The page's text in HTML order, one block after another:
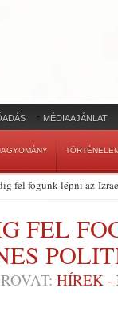
MÉDIAAJÁNLAT
fel fogunk lépni az
FEL
ROVAT: HÍREK -